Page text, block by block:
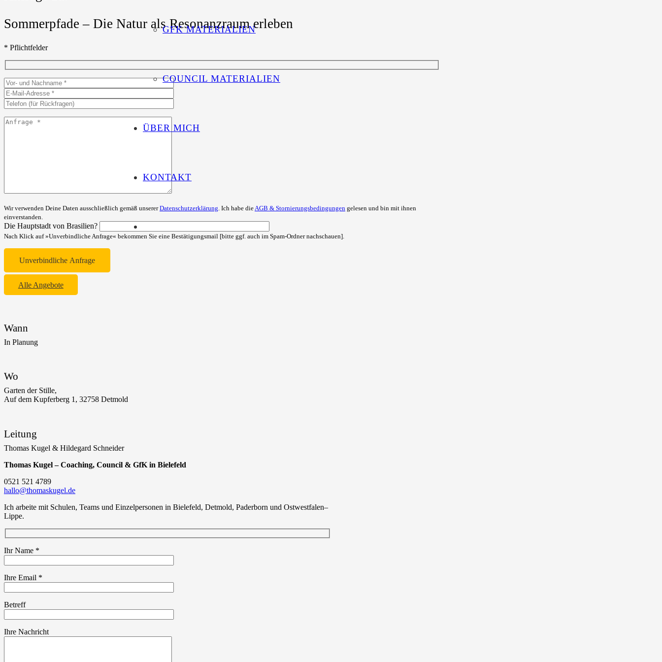
GFK MATERIALIEN
COUNCIL MATERIALIEN
ÜBER MICH
KONTAKT
Sommerpfade – Die Natur als Resonanzraum erleben
* Pflichtfelder
Wir verwenden Deine Daten ausschließlich gemäß unsererDatenschutzerklärung . Ich habe die AGB & Stornierungsbedingungen gelesen und bin mit ihnen
einverstanden.
Die Hauptstadt von Brasilien?
Nach Klick auf »Unverbindliche Anfrage« bekommen Sie eine Bestätigungsmail [bitte ggf. auch im Spam-Ordner nachschauen].
Alle Angebote
Wann
In Planung
Wo
Garten der Stille,
Auf dem Kupferberg 1, 32758 Detmold
Leitung
Thomas Kugel & Hildegard Schneider
Thomas Kugel – Coaching, Council & GfK in Bielefeld
0521 521 4789
hallo@thomaskugel.de
Ich arbeite mit Schulen, Teams und Einzelpersonen in Bielefeld, Detmold, Paderborn und Ostwestfalen–
Lippe.
Ihr Name *
Ihre Email *
Betreff
Ihre Nachricht